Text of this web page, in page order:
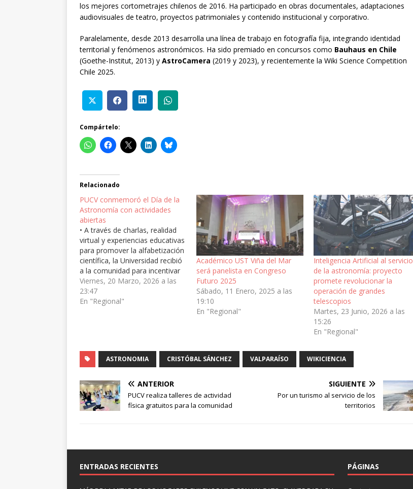
los mejores cortometrajes chilenos de 2016. Ha participado en obras documentales, adaptaciones
audiovisuales de teatro, proyectos patrimoniales y contenido institucional y corporativo.
Paralelamente, desde 2013 desarrolla una línea de trabajo en fotografía fija, integrando identidad
territorial y fenómenos astronómicos. Ha sido premiado en concursos como Bauhaus en Chile
(Goethe-Institut, 2013) y AstroCamera (2019 y 2023), y recientemente la Wiki Science Competition
Chile 2025.
Compártelo:
Relacionado
PUCV conmemoró el Día de la
Astronomía con actividades
abiertas
• A través de charlas, realidad
virtual y experiencias educativas
para promover la alfabetización
científica, la Universidad recibió
a la comunidad para incentivar
el interés por el cosmos.Con
una serie de iniciativas
diseñadas para acercar la
Viernes, 20 Marzo, 2026 a las
23:47
En "Regional"
Académico UST Viña del Mar
será panelista en Congreso
Futuro 2025
Sábado, 11 Enero, 2025 a las
19:10
En "Regional"
Inteligencia Artificial al servicio
de la astronomía: proyecto
promete revolucionar la
operación de grandes
telescopios
Martes, 23 Junio, 2026 a las
15:26
En "Regional"
ASTRONOMIA CRISTÓBAL SÁNCHEZ VALPARAÍSO WIKICIENCIA
ANTERIOR
PUCV realiza talleres de actividad
física gratuitos para la comunidad
SIGUIENTE
Por un turismo al servicio de los
territorios
ENTRADAS RECIENTES PÁGINAS